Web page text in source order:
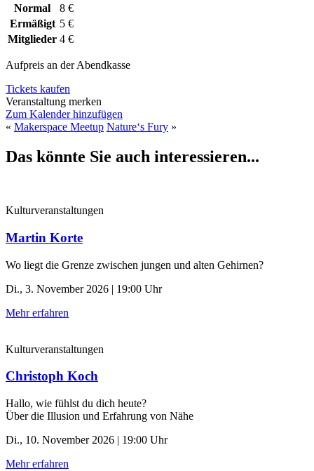
Normal
8 €
Ermäßigt 5 €
Mitglieder 4 €
Aufpreis an der Abendkasse
Tickets kaufen
Veranstaltung merken
Zum Kalender hinzufügen
« Makerspace Meetup Nature‘s Fury »
Das könnte Sie auch interessieren...
Kulturveranstaltungen
Martin Korte
Wo liegt die Grenze zwischen jungen und alten Gehirnen?
Di., 3. November 2026 | 19:00 Uhr
Mehr erfahren
Kulturveranstaltungen
Christoph Koch
Hallo, wie fühlst du dich heute?
Über die Illusion und Erfahrung von Nähe
Di., 10. November 2026 | 19:00 Uhr
Mehr erfahren